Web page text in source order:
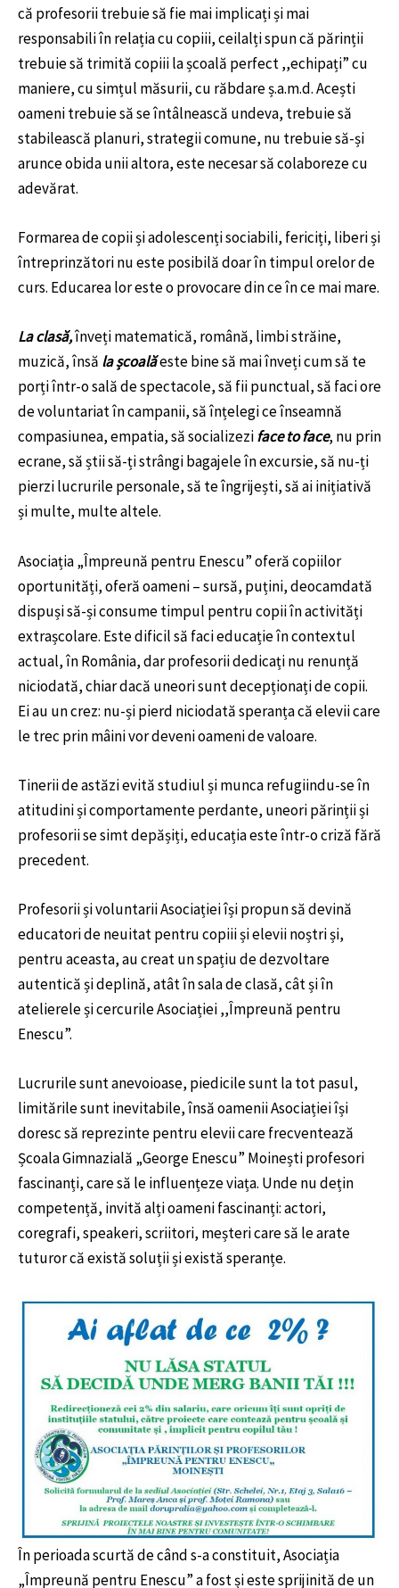
că profesorii trebuie să fie mai implicați și mai
responsabili în relația cu copiii, ceilalți spun că părinții
trebuie să trimită copiii la școală perfect ,,echipați” cu
maniere, cu simțul măsurii, cu răbdare ș.a.m.d. Acești
oameni trebuie să se întâlnească undeva, trebuie să
stabilească planuri, strategii comune, nu trebuie să-și
arunce obida unii altora, este necesar să colaboreze cu
adevărat.
Formarea de copii și adolescenți sociabili, fericiți, liberi și
întreprinzători nu este posibilă doar în timpul orelor de
curs. Educarea lor este o provocare din ce în ce mai mare.
Laclasă,înveți matematică, română, limbi străine,
muzică, însă lașcoalăeste bine să mai înveți cum să te
porți într-o sală de spectacole, să fii punctual, să faci ore
de voluntariat în campanii, să înțelegi ce înseamnă
compasiunea, empatia, să socializeziface to face, nu prin
ecrane, să știi să-ți strângi bagajele în excursie, să nu-ți
pierzi lucrurile personale, să te îngrijești, să ai inițiativă
și multe, multe altele.
Asociația „Împreună pentru Enescu” oferă copiilor
oportunități, oferă oameni – sursă, puțini, deocamdată
dispuși să-și consume timpul pentru copii în activități
extrașcolare. Este dificil să faci educație în contextul
actual, în România, dar profesorii dedicați nu renunță
niciodată, chiar dacă uneori sunt decepționați de copii.
Ei au un crez: nu-și pierd niciodată speranța că elevii care
le trec prin mâini vor deveni oameni de valoare.
Tinerii de astăzi evită studiul și munca refugiindu-se în
atitudini și comportamente perdante, uneori părinții și
profesorii se simt depășiți, educația este într-o criză fără
precedent.
Profesorii și voluntarii Asociației își propun să devină
educatori de neuitat pentru copiii și elevii noștri și,
pentru aceasta, au creat un spațiu de dezvoltare
autentică și deplină, atât în sala de clasă, cât și în
atelierele și cercurile Asociației ,,Împreună pentru
Enescu”.
Lucrurile sunt anevoioase, piedicile sunt la tot pasul,
limitările sunt inevitabile, însă oamenii Asociației își
doresc să reprezinte pentru elevii care frecventează
Școala Gimnazială „George Enescu” Moinești profesori
fascinanți, care să le influențeze viața. Unde nu dețin
competență, invită alți oameni fascinanți: actori,
coregrafi, speakeri, scriitori, meșteri care să le arate
tuturor că există soluții și există speranțe.
În perioada scurtă de când s-a constituit, Asociația
„Împreună pentru Enescu” a fost și este sprijinită de un